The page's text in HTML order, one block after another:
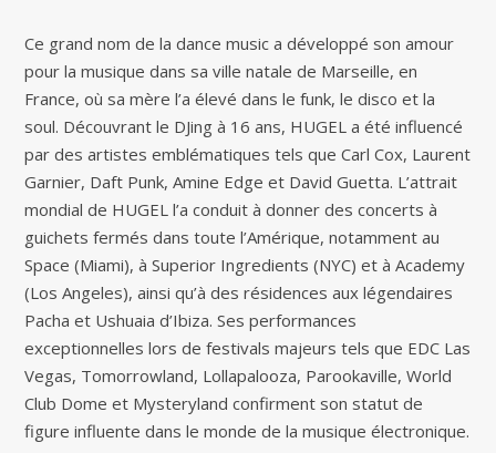
Ce grand nom de la dance music a développé son amour
pour la musique dans sa ville natale de Marseille, en
France, où sa mère l’a élevé dans le funk, le disco et la
soul. Découvrant le DJing à 16 ans, HUGEL a été influencé
par des artistes emblématiques tels que Carl Cox, Laurent
Garnier, Daft Punk, Amine Edge et David Guetta. L’attrait
mondial de HUGEL l’a conduit à donner des concerts à
guichets fermés dans toute l’Amérique, notamment au
Space (Miami), à Superior Ingredients (NYC) et à Academy
(Los Angeles), ainsi qu’à des résidences aux légendaires
Pacha et Ushuaia d’Ibiza. Ses performances
exceptionnelles lors de festivals majeurs tels que EDC Las
Vegas, Tomorrowland, Lollapalooza, Parookaville, World
Club Dome et Mysteryland confirment son statut de
figure influente dans le monde de la musique électronique.